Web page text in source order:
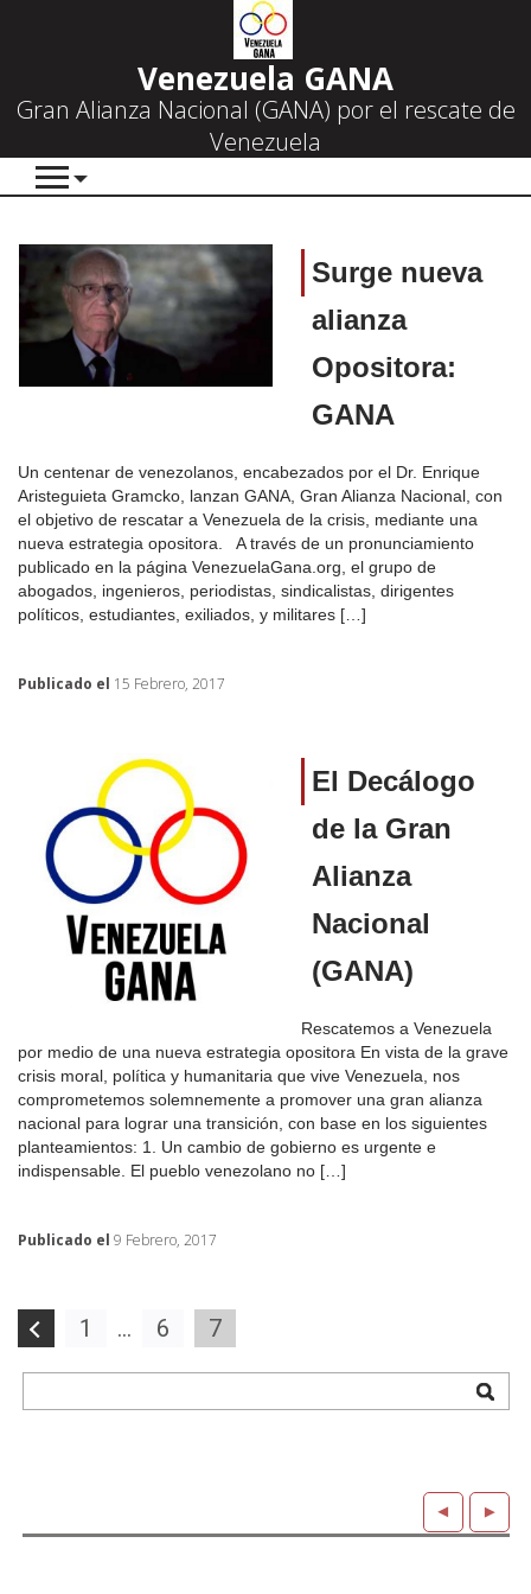
Venezuela GANA
Gran Alianza Nacional (GANA) por el rescate de
Venezuela
Surge nueva
alianza
Opositora:
GANA
Un centenar de venezolanos, encabezados por el Dr. Enrique
Aristeguieta Gramcko, lanzan GANA, Gran Alianza Nacional, con
el objetivo de rescatar a Venezuela de la crisis, mediante una
nueva estrategia opositora. A través de un pronunciamiento
publicado en la página VenezuelaGana.org, el grupo de
abogados, ingenieros, periodistas, sindicalistas, dirigentes
políticos, estudiantes, exiliados, y militares […]
Publicado el 15 Febrero, 2017
El Decálogo
de la Gran
Alianza
Nacional
(GANA)
Rescatemos a Venezuela
por medio de una nueva estrategia opositora En vista de la grave
crisis moral, política y humanitaria que vive Venezuela, nos
comprometemos solemnemente a promover una gran alianza
nacional para lograr una transición, con base en los siguientes
planteamientos: 1. Un cambio de gobierno es urgente e
indispensable. El pueblo venezolano no […]
Publicado el 9 Febrero, 2017
Navegación
de
entradas
1 … 6 7